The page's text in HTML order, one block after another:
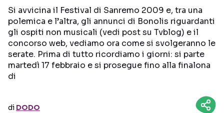
Seguici sui social
Si avvicina il Festival di Sanremo 2009 e, tra una
polemica e l’altra, gli annunci di Bonolis riguardanti
gli ospiti non musicali (vedi post su Tvblog) e il
concorso web, vediamo ora come si svolgeranno le
serate. Prima di tutto ricordiamo i giorni: si parte
martedì 17 febbraio e si prosegue fino alla finalona
di
di DODO